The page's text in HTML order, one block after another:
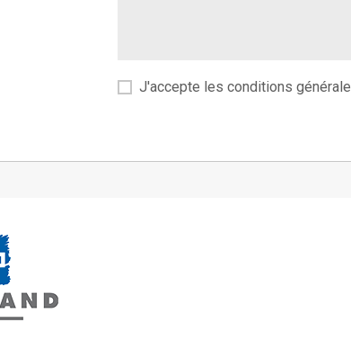
J'accepte les conditions